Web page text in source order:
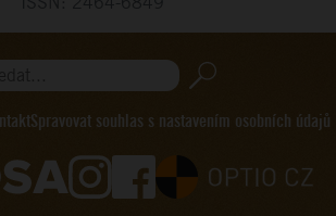
Spravovat souhlas s nastavením osobních údajů